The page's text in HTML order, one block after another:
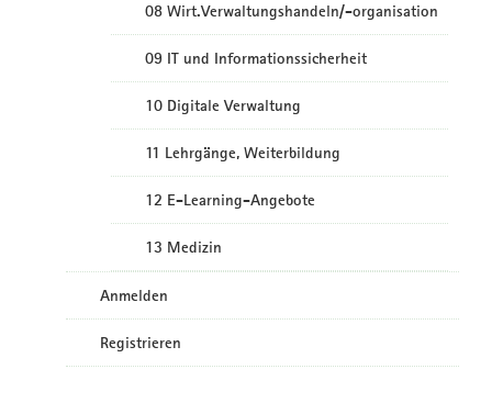
08 Wirt.Verwaltungshandeln/-organisation
09 IT und Informationssicherheit
10 Digitale Verwaltung
11 Lehrgänge, Weiterbildung
12 E-Learning-Angebote
13 Medizin
Anmelden
Registrieren